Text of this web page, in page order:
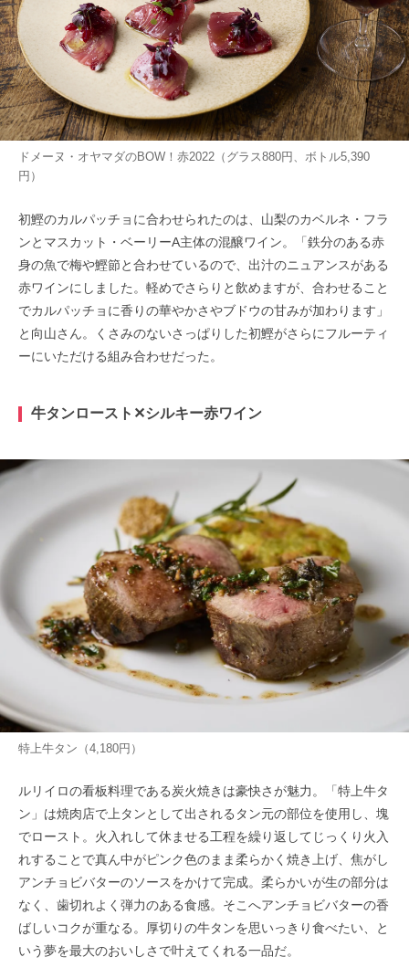
ドメーヌ・オヤマダのBOW！赤2022（グラス880円、ボトル5,390
円）
初鰹のカルパッチョに合わせられたのは、山梨のカベルネ・フラ
ンとマスカット・ベーリーA主体の混醸ワイン。「鉄分のある赤
身の魚で梅や鰹節と合わせているので、出汁のニュアンスがある
赤ワインにしました。軽めでさらりと飲めますが、合わせること
でカルパッチョに香りの華やかさやブドウの甘みが加わります」
と向山さん。くさみのないさっぱりした初鰹がさらにフルーティ
ーにいただける組み合わせだった。
牛タンロースト✕シルキー赤ワイン
特上牛タン（4,180円）
ルリイロの看板料理である炭火焼きは豪快さが魅力。「特上牛タ
ン」は焼肉店で上タンとして出されるタン元の部位を使用し、塊
でロースト。火入れして休ませる工程を繰り返してじっくり火入
れすることで真ん中がピンク色のまま柔らかく焼き上げ、焦がし
アンチョビバターのソースをかけて完成。柔らかいが生の部分は
なく、歯切れよく弾力のある食感。そこへアンチョビバターの香
ばしいコクが重なる。厚切りの牛タンを思いっきり食べたい、と
いう夢を最大のおいしさで叶えてくれる一品だ。